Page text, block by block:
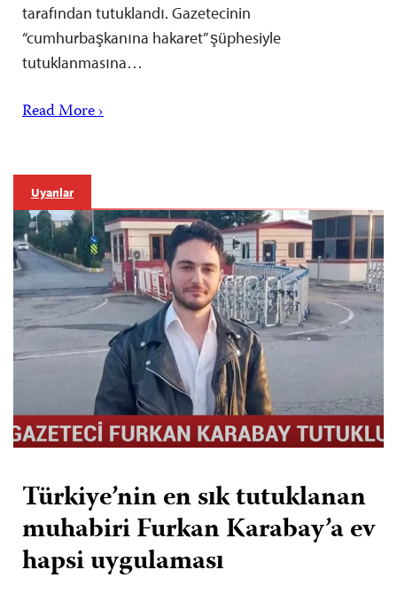
tarafından tutuklandı. Gazetecinin
“cumhurbaşkanına hakaret” şüphesiyle
tutuklanmasına…
Read More ›
Uyarılar
Türkiye’nin en sık tutuklanan
muhabiri Furkan Karabay’a ev
hapsi uygulaması